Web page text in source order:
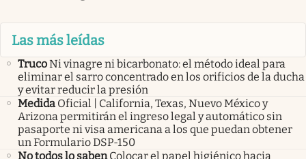
Las más leídas
TrucoNi vinagre ni bicarbonato: el método ideal para
eliminar el sarro concentrado en los orificios de la ducha
y evitar reducir la presión
Medida Oficial | California, Texas, Nuevo México y
Arizona permitirán el ingreso legal y automático sin
pasaporte ni visa americana a los que puedan obtener
un Formulario DSP-150
No todos lo saben Colocar el papel higiénico hacia